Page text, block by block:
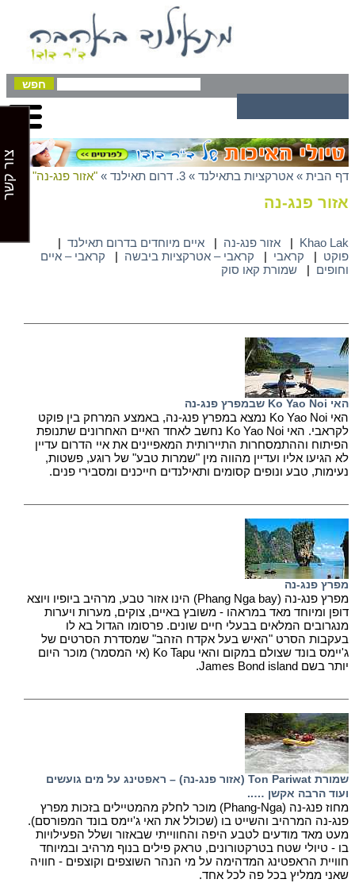
דף הבית » אטרקציות בתאילנד » 3. דרום תאילנד » "אזור פנג-נה"
אזור פנג-נה
Khao Lak
| אזור פנג-נה | איים מיוחדים בדרום תאילנד |
פוקט | קראבי | קראבי – אטרקציות ביבשה | קראבי – איים
וחופים | שמורת קאו סוק
האי Ko Yao Noi שבמפרץ פנג-נה
האי Ko Yao Noi נמצא במפרץ פנג-נה, באמצע המרחק בין פוקט
לקראבי. האי Ko Yao Noi נחשב לאחד האיים האחרונים שתנופת
הפיתוח וההתמסחרות התיירותית המאפיינים את איי הדרום עדיין
לא הגיעו אליו ועדיין מהווה מין "שמרות טבע" של רוגע, פשטות,
נעימות, טבע ונופים קסומים ותאילנדים חייכנים ומסבירי פנים.
מפרץ פנג-נה
מפרץ פנג-נה (Phang Nga bay) הינו אזור טבע, מרהיב ביופיו ויוצא
דופן ומיוחד מאד במראהו - משובץ באיים, צוקים, מערות ויערות
מנגרובים המלאים בבעלי חיים שונים. פרסומו הגדול בא לו
בעקבות הסרט "האיש בעל אקדח הזהב" שמסדרת הסרטים של
ג'יימס בונד שצולם במקום והאי Ko Tapu (אי המסמר) מוכר היום
יותר בשם James Bond island.
שמורת Ton Pariwat (אזור פנג-נה) – ראפטינג על מים גועשים
ועוד הרבה אקשן …..
מחוז פנג-נה (Phang-Nga) מוכר לחלק מהמטיילים בזכות מפרץ
פנג-נה המרהיב והשייט בו (שכולל את האי ג'יימס בונד המפורסם).
מעט מאד מודעים לטבע היפה והחווייתי שבאזור ושלל הפעילויות
בו - טיולי שטח בטרקטורונים, טראק פילים בנוף מרהיב ובמיוחד
חוויית הראפטינג המדהימה על מי הנהר השוצפים וקוצפים - חוויה
שאני ממליץ בכל פה לכל אחד.
צור קשר